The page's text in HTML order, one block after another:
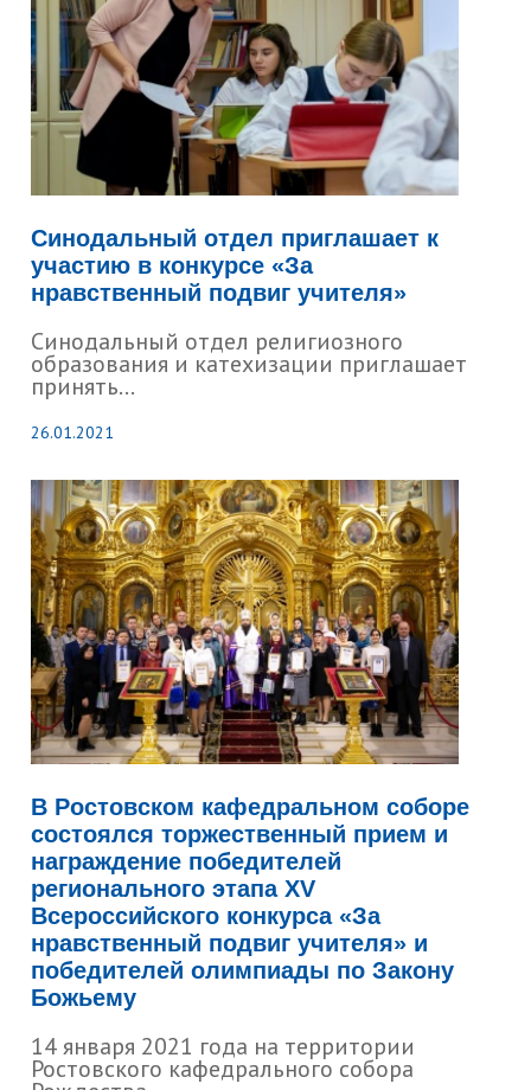
Синодальный отдел приглашает к
участию в конкурсе «За
нравственный подвиг учителя»
Синодальный отдел религиозного
образования и катехизации приглашает
принять...
26.01.2021
В Ростовском кафедральном соборе
состоялся торжественный прием и
награждение победителей
регионального этапа XV
Всероссийского конкурса «За
нравственный подвиг учителя» и
победителей олимпиады по Закону
Божьему
14 января 2021 года на территории
Ростовского кафедрального собора